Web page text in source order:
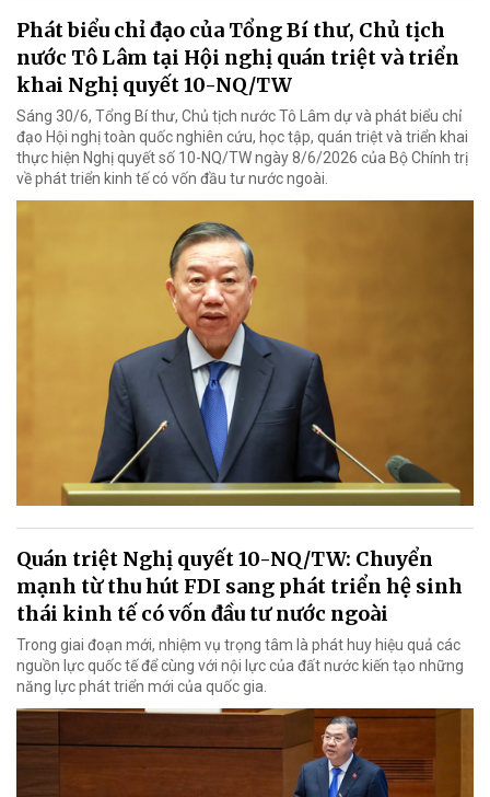
Phát biểu chỉ đạo của Tổng Bí thư, Chủ tịch
nước Tô Lâm tại Hội nghị quán triệt và triển
khai Nghị quyết 10-NQ/TW
Sáng 30/6, Tổng Bí thư, Chủ tịch nước Tô Lâm dự và phát biểu chỉ
đạo Hội nghị toàn quốc nghiên cứu, học tập, quán triệt và triển khai
thực hiện Nghị quyết số 10-NQ/TW ngày 8/6/2026 của Bộ Chính trị
về phát triển kinh tế có vốn đầu tư nước ngoài.
Quán triệt Nghị quyết 10-NQ/TW: Chuyển
mạnh từ thu hút FDI sang phát triển hệ sinh
thái kinh tế có vốn đầu tư nước ngoài
Trong giai đoạn mới, nhiệm vụ trọng tâm là phát huy hiệu quả các
nguồn lực quốc tế để cùng với nội lực của đất nước kiến tạo những
năng lực phát triển mới của quốc gia.